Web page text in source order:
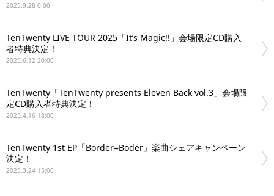
2025.9.28 0:00
TenTwenty LIVE TOUR 2025「It’s Magic!!」会場限定CD購入
者特典決定！
2025.6.12 20:00
TenTwenty「TenTwenty presents Eleven Back vol.3」会場限
定CD購入者特典決定！
2025.4.16 18:00
TenTwenty 1st EP「Border=Boder」楽曲シェアキャンペーン
決定！
2025.3.24 15:00